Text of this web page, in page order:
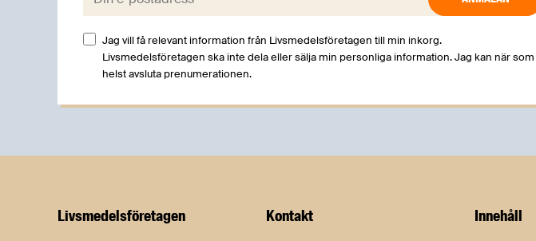
Jag vill få relevant information från Livsmedelsföretagen till min inkorg.
Livsmedelsföretagen ska inte dela eller sälja min personliga information. Jag kan när som
helst avsluta prenumerationen.
Livsmedels­företagen Kontakt Innehåll